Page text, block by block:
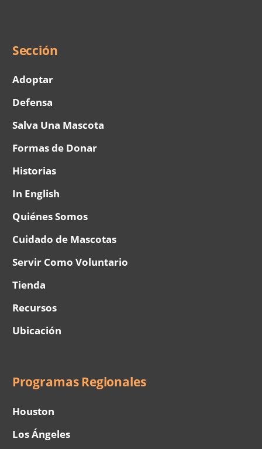
Menu
Sección
Adoptar
Defensa
Salva Una Mascota
Formas de Donar
Historias
In English
Quiénes Somos
Cuidado de Mascotas
Servir Como Voluntario
Tienda
Recursos
Ubicación
Programas Regionales
Houston
Los Ángeles